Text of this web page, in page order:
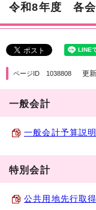
令和8年度 各会
ページID 1038808 更
一般会計
一般会計予算説
特別会計
公共用地先行取